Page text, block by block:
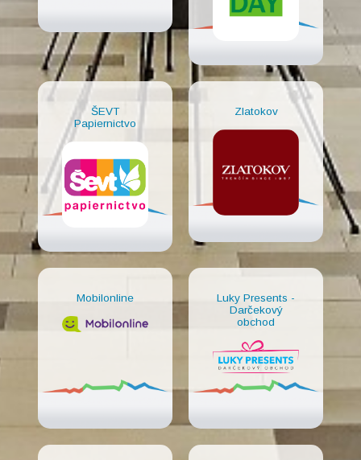
ŠEVT
Papiernictvo
Zlatokov
Mobilonline
Luky Presents -
Darčekový
obchod